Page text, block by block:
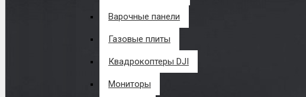
Варочные панели
Газовые плиты
Квадрокоптеры DJI
Мониторы